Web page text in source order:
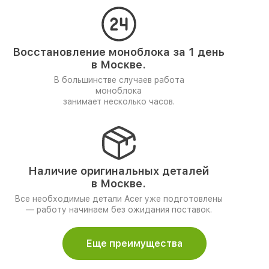
Восстановление моноблока за 1 день
в Москве.
В большинстве случаев работа
моноблока
занимает несколько часов.
Наличие оригинальных деталей
в Москве.
Все необходимые детали Acer уже подготовлены
— работу начинаем без ожидания поставок.
Еще преимущества